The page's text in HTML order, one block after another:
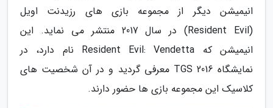
انیمیشن دیگر از مجموعه بازی های رزیدنت اویل
(Resident Evil) در سال 2017 منتشر می نماید. این
انیمیشن که Resident Evil: Vendetta نام دارد، در
نمایشگاه TGS 2016 معرفی گردید و در آن شخصیت های
کلاسیک این مجموعه بازی ها حضور دارند.